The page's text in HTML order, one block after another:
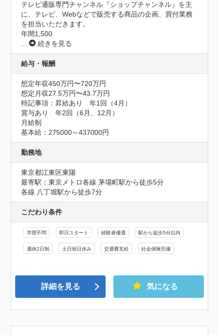
テレビ通販専門チャンネル『ショップチャンネル』を主
に、テレビ、Webなどで販売する商品の企画、買付業務
を担当いただきます。
年間1,500
...
続きを見る
給与・報酬
想定年収450万円〜720万円
想定月収27.5万円〜43.7万円
特記事項：昇給あり　年1回（4月）
賞与あり　年2回（6月、12月）
月給制
基本給：275000～437000円
勤務地
東京都江東区東陽
最寄駅：東京メトロ各線 茅場町駅から徒歩5分
各線 八丁堀駅から徒歩7分
こだわり条件
学歴不問 即日スタート 経験者優遇 駅から徒歩5分以内
週休2日制 土日祝日休み 交通費支給 社会保険完備
詳細を見る 気になる